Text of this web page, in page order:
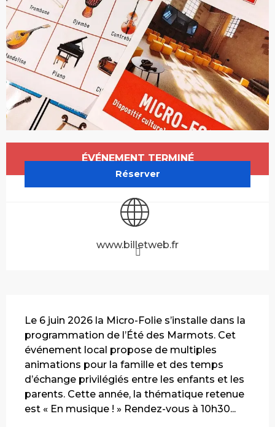
Ouverture et coordonnées
ÉVÉNEMENT TERMINÉ
Réserver
www.billetweb.fr
Le 6 juin 2026 la Micro-Folie s’installe dans la
programmation de l’Été des Marmots. Cet
événement local propose de multiples
animations pour la famille et des temps
d’échange privilégiés entre les enfants et les
parents. Cette année, la thématique retenue
est « En musique ! » Rendez-vous à 10h30...